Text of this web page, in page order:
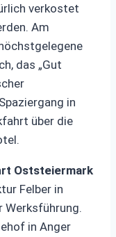
verkostet
Am
das „Gut
in
über die
Oststeiermark
Felber in
Werksführung.
in Anger